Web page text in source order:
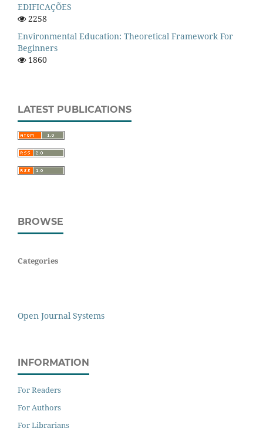
EDIFICAÇÕES
2258
Environmental Education: Theoretical Framework For
Beginners
1860
LATEST PUBLICATIONS
BROWSE
Categories
Open Journal Systems
INFORMATION
For Readers
For Authors
For Librarians